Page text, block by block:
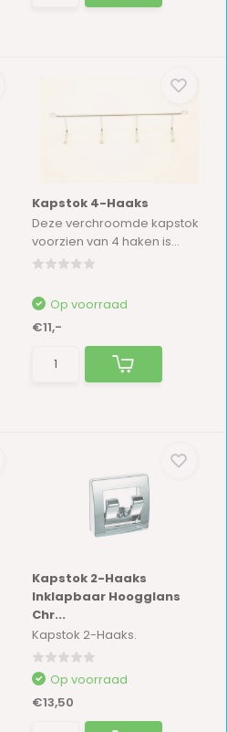
Kapstok 4-Haaks
Deze verchroomde kapstok
voorzien van 4 haken is...
Op voorraad
€11,-
Kapstok 2-Haaks
Inklapbaar Hoogglans
Chr...
Kapstok 2-Haaks.
Op voorraad
€13,50